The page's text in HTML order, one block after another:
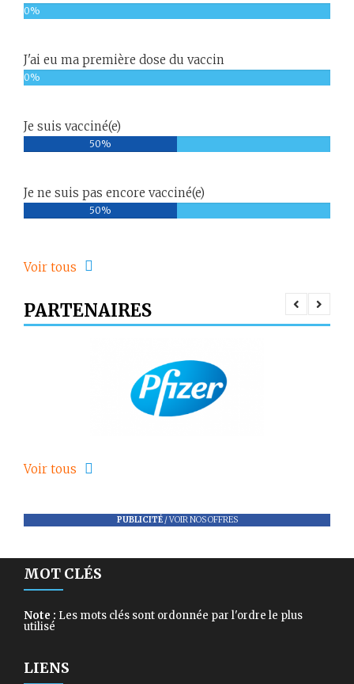
0%
J'ai eu ma première dose du vaccin
0%
Je suis vacciné(e)
50%
Je ne suis pas encore vacciné(e)
50%
Voir tous
PARTENAIRES
Voir tous
PUBLICITÉ/VOIR NOS OFFRES
MOT CLÉS
Note : Les mots clés sont ordonnée par l'ordre le plus
utilisé
LIENS